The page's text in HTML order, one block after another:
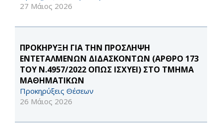
27 Μάιος 2026
ΠΡΟΚΗΡΥΞΗ ΓΙΑ ΤΗΝ ΠΡΟΣΛΗΨΗ
ΕΝΤΕΤΑΛΜΕΝΩΝ ΔΙΔΑΣΚΟΝΤΩΝ (ΑΡΘΡΟ 173
ΤΟΥ Ν.4957/2022 ΟΠΩΣ ΙΣΧΥΕΙ) ΣΤΟ ΤΜΗΜΑ
ΜΑΘΗΜΑΤΙΚΩΝ
Προκηρύξεις Θέσεων
26 Μάιος 2026